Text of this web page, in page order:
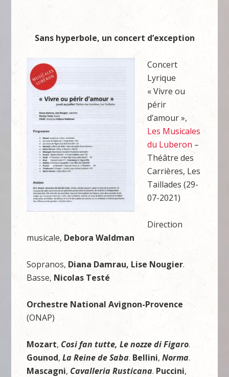
Sans hyperbole, un concert d’exception
Concert
Lyrique
« Vivre ou
périr
d’amour »,
Les Musicales
du Luberon –
Théâtre des
Carrières, Les
Taillades (29-
07-2021)
Direction
musicale, Debora Waldman
Sopranos, Diana Damrau, Lise Nougier.
Basse, Nicolas Testé
Orchestre National Avignon-Provence
(ONAP)
Mozart, Cosi fan tutte, Le nozze di Figaro.
Gounod,La Reine de Saba. Bellini,Norma.
Mascagni, Cavalleria Rusticana. Puccini,